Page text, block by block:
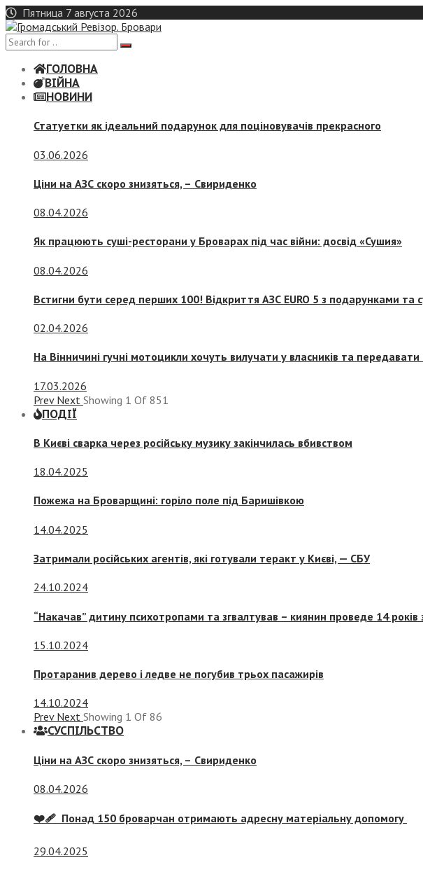
Skip
to
content
Пятница 7 августа 2026
ГОЛОВНА
ВІЙНА
НОВИНИ
Статуетки як ідеальний подарунок для поціновувачів прекрасного
03.06.2026
Ціни на АЗС скоро знизяться, – Свириденко
08.04.2026
Як працюють суші-ресторани у Броварах під час війни: досвід «Сушия»
08.04.2026
Встигни бути серед перших 100! Відкриття АЗС EURO 5 з подарунками та
02.04.2026
На Вінничині гучні мотоцикли хочуть вилучати у власників та
17.03.2026
Prev Next Showing 1 Of 851
ПОДІЇ
В Києві сварка через російську музику закінчилась вбивством
18.04.2025
Пожежа на Броварщині: горіло поле під Баришівкою
14.04.2025
Затримали російських агентів, які готували теракт у Києві, — СБУ
24.10.2024
“Накачав” дитину психотропами та згвалтував – киянин проведе 14 років
15.10.2024
Протаранив дерево і ледве не погубив трьох пасажирів
14.10.2024
Prev Next Showing 1 Of 86
СУСПIЛЬСТВО
Ціни на АЗС скоро знизяться, – Свириденко
08.04.2026
❤️‍🩹 Понад 150 броварчан отримають адресну матеріальну допомогу
29.04.2025